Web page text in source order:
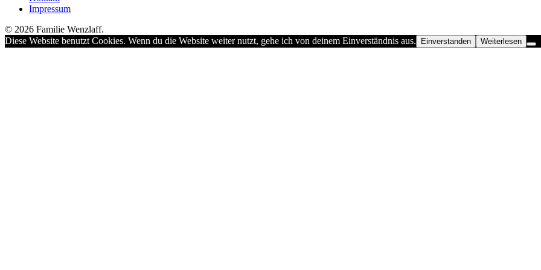
Impressum
© 2026 Familie Wenzlaff.
Diese Website benutzt Cookies. Wenn du die Website weiter nutzt, gehe ich von deinem Einverständnis aus.
Einverstanden Weiterlesen